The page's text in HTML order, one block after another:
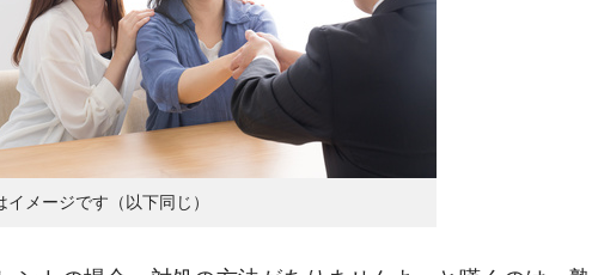
メージです（以下同じ）